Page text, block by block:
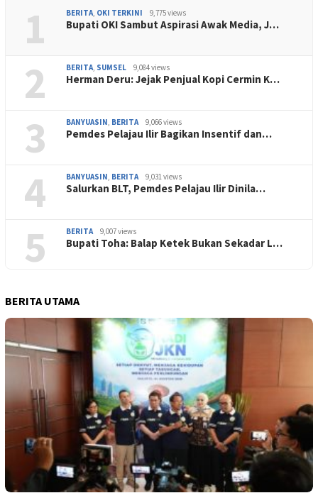
1 BERITA, OKI TERKINI 9,775 views
Bupati OKI Sambut Aspirasi Awak Media, J…
2 BERITA, SUMSEL 9,084 views
Herman Deru: Jejak Penjual Kopi Cermin K…
3 BANYUASIN, BERITA 9,066 views
Pemdes Pelajau Ilir Bagikan Insentif dan…
4 BANYUASIN, BERITA 9,031 views
Salurkan BLT, Pemdes Pelajau Ilir Dinila…
5 BERITA 9,007 views
Bupati Toha: Balap Ketek Bukan Sekadar L…
BERITA UTAMA